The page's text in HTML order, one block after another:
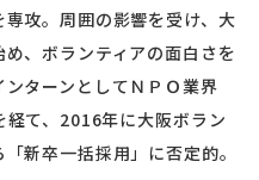
攻。周囲の影響を受け、大
、ボランティアの面白さを
ターンとしてＮＰＯ業界
て、2016年に大阪ボラン
新卒一括採用」に否定的。